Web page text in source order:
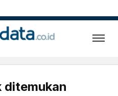
ditemukan